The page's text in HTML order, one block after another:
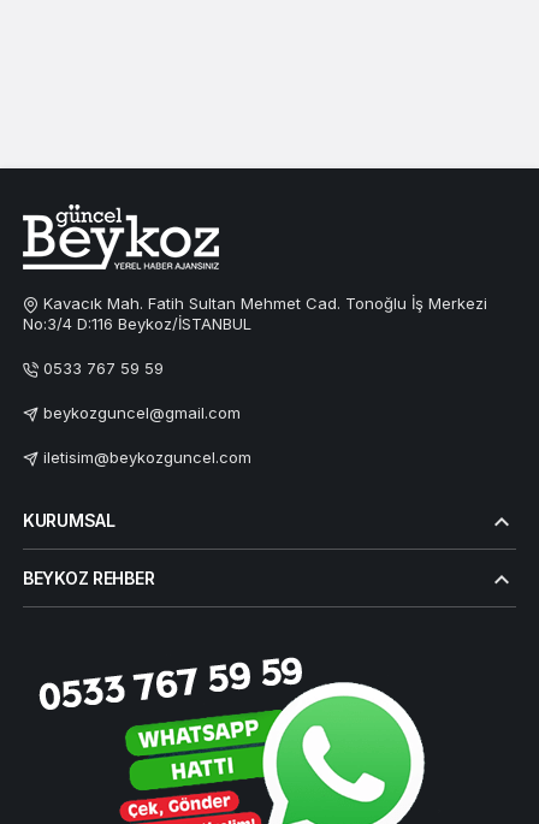
Kavacık Mah. Fatih Sultan Mehmet Cad. Tonoğlu İş Merkezi
No:3/4 D:116 Beykoz/İSTANBUL
0533 767 59 59
beykozguncel@gmail.com
iletisim@beykozguncel.com
KURUMSAL
BEYKOZ REHBER